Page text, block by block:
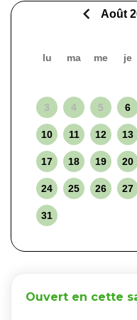
Août
lu ma me je
3 4 5 6
10 11 12 13
17 18 19 20
24 25 26 27
31
Ouvert en cette